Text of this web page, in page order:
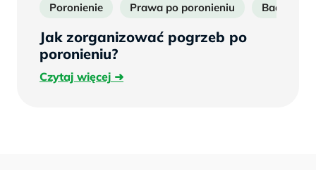
Poronienie Prawa po poronieniu Badanie
Jak zorganizować pogrzeb po
poronieniu?
Czytaj więcejCzytaj